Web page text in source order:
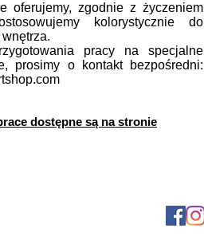
oferujemy, zgodnie z życzeniem
kolorystycznie do
pracy na specjalne
prosimy o kontakt bezpośredni:
dostępne są na stronie